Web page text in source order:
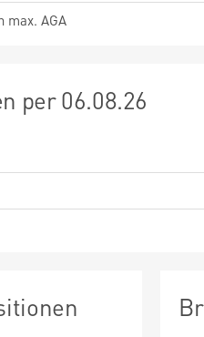
max. AGA
per 06.08.26